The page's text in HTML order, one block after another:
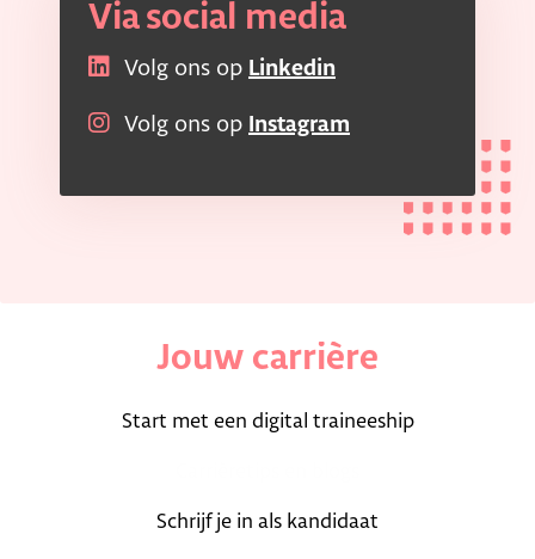
Via social media
Volg ons op Linkedin
Volg ons op Instagram
Jouw carrière
Start met een digital traineeship
Schrijf je in als kandidaat